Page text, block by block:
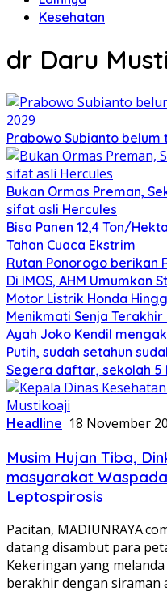
Kesehatan
dr Daru
Prabowo Subianto
Bukan Ormas Preman,
sifat asli Hercules
Bisa Panen 12,4 Ton/
Tahan Cuaca Ekstrim
Rutan Ponorogo berikan
Di IMOS, AHM Umumkan
Motor Listrik Honda
Menikmati Senja
Ayah Joko Kendil
Putih, sudah setahun
Segera daftar, sekolah 5
Headline 18 November
Musim Hujan Tiba,
masyarakat
Leptospirosis
Pacitan,
datang disambut para
Kekeringan yang
berakhir dengan siraman